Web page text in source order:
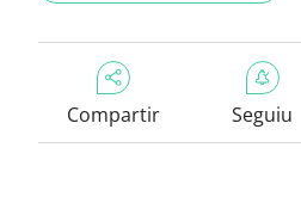
Compartir Seguiu